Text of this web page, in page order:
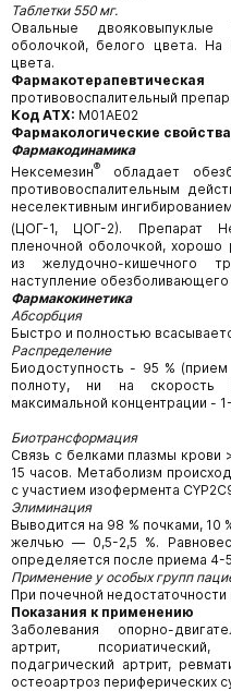
Таблетки 550 мг.
Овальные двояковыпуклые
оболочкой, белого цвета.
цвета.
противовоспалительный
Код АТХ: М01АЕ02
Фармакологические свойства
Фармакодинамика
Нексемезин®
обладает
противовоспалительным
неселективным
(ЦОГ-1, ЦОГ-2). Препарат
пленочной оболочкой, хорошо
из желудочно-кишечного
наступление
Фармакокинетика
Абсорбция
Быстро и полностью
Распределение
Биодоступность - 95 %
полноту, ни на скорость
максимальной концентрации -
Биотрансформация
Связь с белками плазмы
15 часов. Метаболизм
с участием изофермента
Элиминация
Выводится на 98 % почками, 10
желчью — 0,5-2,5 %.
определяется после приема 4-
Применение у особых групп
При почечной
Показания к применению
Заболевания опорно-
артрит,
подагрический артрит,
остеоартроз периферических